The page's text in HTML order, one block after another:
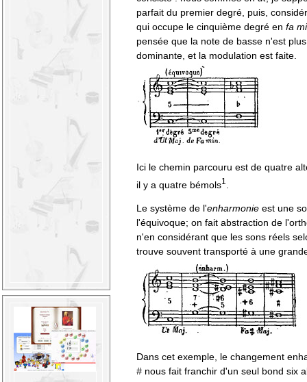
parfait du premier degré, puis,
qui occupe le cinquième degré en fa
pensée que la note de basse n'est
dominante, et la modulation est faite.
Ici le chemin parcouru est de quatre
il y a quatre bémols1
Le système de l'enharmonie est une
l'équivoque; on fait abstraction de
n'en considérant que les sons réels
trouve souvent transporté à une
Dans cet exemple, le changement
# nous fait franchir d'un seul bond six